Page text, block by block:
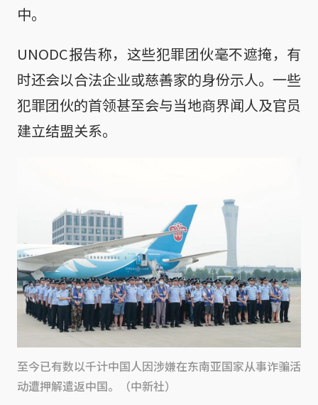
中。
UNODC报告称，这些犯罪团伙毫不遮掩，有
时还会以合法企业或慈善家的身份示人。一些
犯罪团伙的首领甚至会与当地商界闻人及官员
建立结盟关系。
至今已有数以千计中国人因涉嫌在东南亚国家从事诈骗活
动遭押解遣返中国。（中新社）